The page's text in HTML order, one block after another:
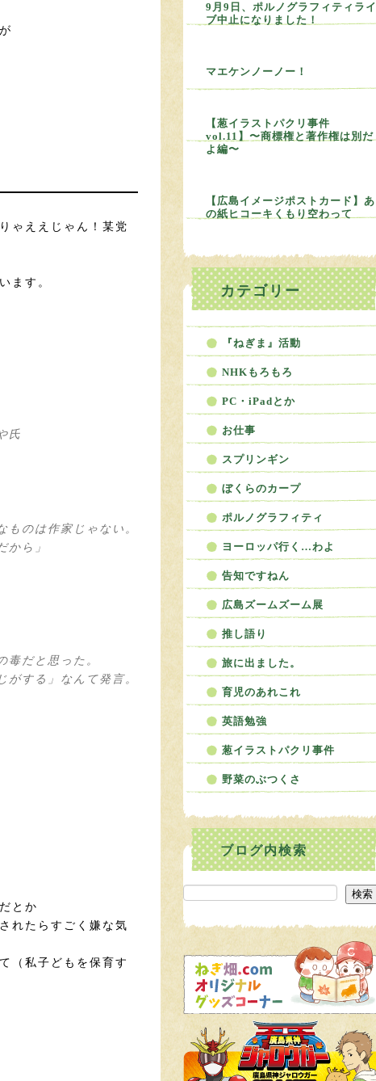
ゃええじゃん！某党
ます。
氏
のは作家じゃない。
から」
だと思った。
する」なんて発言。
とか
れたらすごく嫌な気
（私子どもを保育す
9月9日、ポルノグラフィティライ
ブ中止になりました！
マエケンノーノー！
【葱イラストパクリ事件
vol.11】〜商標権と著作権は別だ
よ編〜
【広島イメージポストカード】あ
の紙ヒコーキくもり空わって
カテゴリー
ねぎBLOG
『ねぎま』活動
NHKもろもろ
PC・iPadとか
お仕事
スプリンギン
ぼくらのカープ
ポルノグラフィティ
ヨーロッパ行く…わよ
告知ですねん
広島ズームズーム展
推し語り
旅に出ました。
育児のあれこれ
英語勉強
葱イラストパクリ事件
野菜のぶつくさ
検索 検索